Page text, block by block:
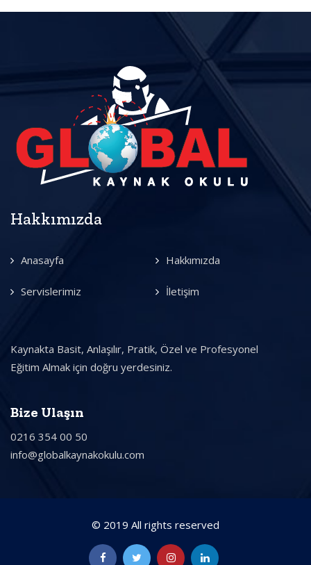
Hakkımızda
Anasayfa Hakkımızda
Servislerimiz İletişim
Kaynakta Basit, Anlaşılır, Pratik, Özel ve Profesyonel
Eğitim Almak için doğru yerdesiniz.
Bize Ulaşın
0216 354 00 50
info@globalkaynakokulu.com
© 2019 All rights reserved